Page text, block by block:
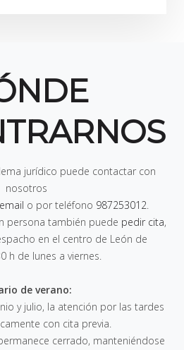
jurídico puede contactar con
nosotros
email o por teléfono 987253012.
persona también puede pedir cita,
en el centro de León de
h de lunes a viernes.
de verano:
y julio, la atención por las tardes
con cita previa.
cerrado, manteniéndose